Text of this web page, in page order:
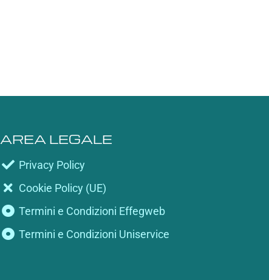
AREA LEGALE
Privacy Policy
Cookie Policy (UE)
Termini e Condizioni Effegweb
Termini e Condizioni Uniservice